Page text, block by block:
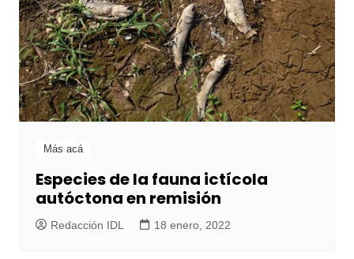
Más acá
Especies de la fauna ictícola
autóctona en remisión
Redacción IDL 18 enero, 2022